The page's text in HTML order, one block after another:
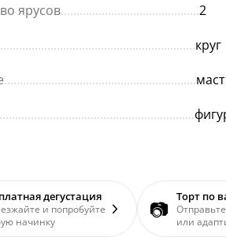
ярусов............................................2
круг
.............................................................
дегустация
и попробуйте
начинку
📷 Торт по
или